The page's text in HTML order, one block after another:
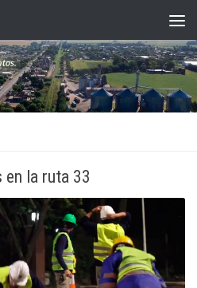
en la ruta 33